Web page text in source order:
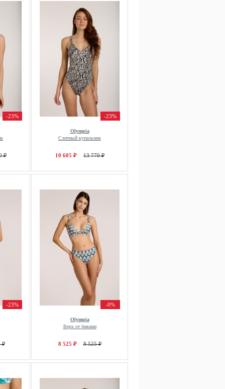
-23%
₽
-23%
Olympia
Слитный купальник
10 605 ₽ 13 770 ₽
-23%
₽
-0%
Olympia
Верх от бикини
8 525 ₽ 8 525 ₽